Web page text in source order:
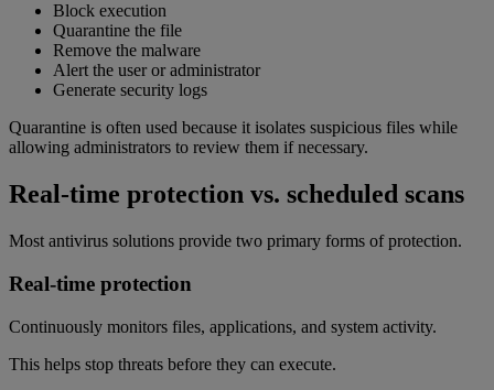
Block execution
Quarantine the file
Remove the malware
Alert the user or administrator
Generate security logs
Quarantine is often used because it isolates suspicious files while
allowing administrators to review them if necessary.
Real-time protection vs. scheduled scans
Most antivirus solutions provide two primary forms of protection.
Real-time protection
Continuously monitors files, applications, and system activity.
This helps stop threats before they can execute.